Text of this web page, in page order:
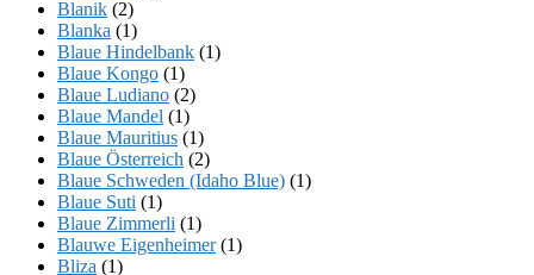
Blanik (2)
Blanka (1)
Blaue Hindelbank (1)
Blaue Kongo (1)
Blaue Ludiano (2)
Blaue Mandel (1)
Blaue Mauritius (1)
Blaue Österreich (2)
Blaue Schweden (Idaho Blue) (1)
Blaue Suti (1)
Blaue Zimmerli (1)
Blauwe Eigenheimer(1)
Bliza (1)